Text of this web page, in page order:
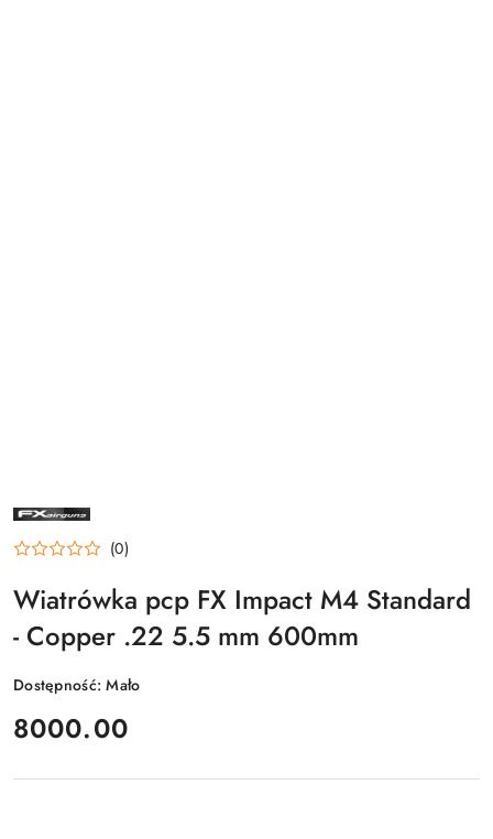
NAZWA
PRODUCENTA:
FX (0)
Wiatrówka pcp FX Impact M4 Standard
- Copper .22 5.5 mm 600mm
Dostępność:Mało
cena:
8000.00